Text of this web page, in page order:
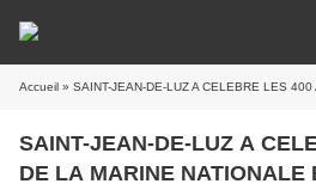
Accueil » SAINT-JEAN-DE-LUZ A CELEBRE LES 400 ANS DE LA MARINE
SAINT-JEAN-DE-LUZ A
DE LA MARINE NATIONALE ET LES ACTEURS